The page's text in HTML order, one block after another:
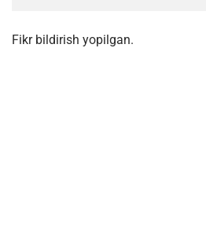
Fikr bildirish yopilgan.